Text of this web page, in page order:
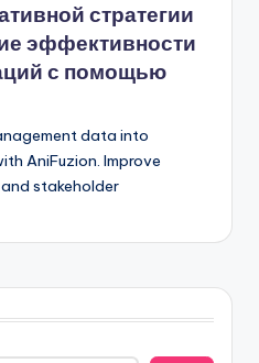
стратегии
эффективности
с помощью
data into
AniFuzion. Improve
stakeholder